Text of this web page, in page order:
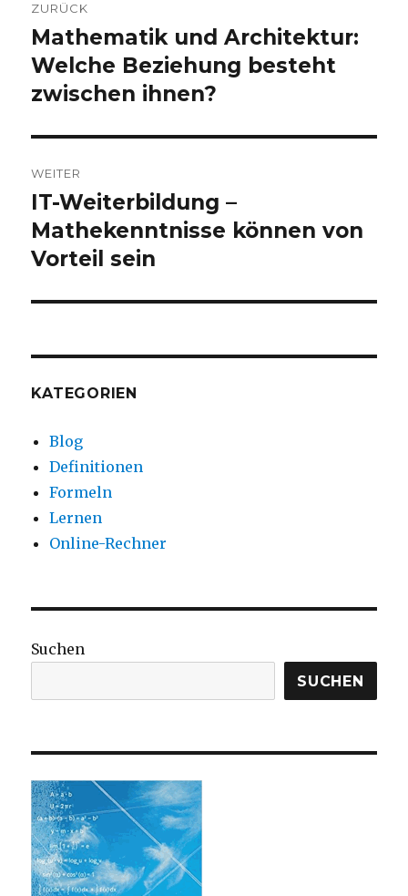
ZURÜCK
Vorheriger
Beitrag:
Mathematik und Architektur:
Welche Beziehung besteht
zwischen ihnen?
WEITER
Nächster
Beitrag:
IT-Weiterbildung –
Mathekenntnisse können von
Vorteil sein
KATEGORIEN
Blog
Definitionen
Formeln
Lernen
Online-Rechner
Suchen
SUCHEN